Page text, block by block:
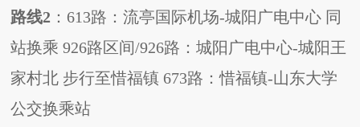
路线2 ： 613路：流亭国际机场-城阳广电中心 同
站换乘 926路区间/926路：城阳广电中心-城阳王
家村北 步行至惜福镇 673路：惜福镇-山东大学
公交换乘站